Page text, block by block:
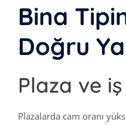
Bina
Doğru
Plaza ve
Plazalarda cam oranı